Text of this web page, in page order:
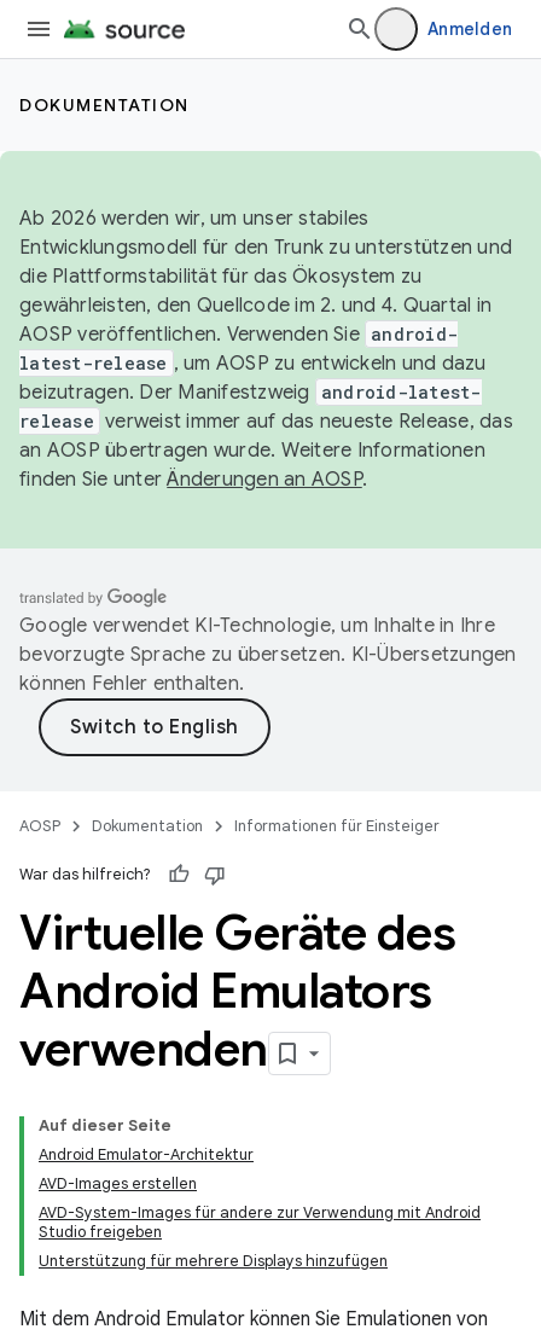
Anmelden
DOKUMENTATION
Ab 2026 werden wir, um unser stabiles
Entwicklungsmodell für den Trunk zu unterstützen und
die Plattformstabilität für das Ökosystem zu
gewährleisten, den Quellcode im 2. und 4. Quartal in
AOSP veröffentlichen. Verwenden Sie android-
latest-release , um AOSP zu entwickeln und dazu
beizutragen. Der Manifestzweig
android-latest-
release verweist immer auf das neueste Release, das
an AOSP übertragen wurde. Weitere Informationen
finden Sie unterÄnderungen an AOSP.
Google verwendet KI-Technologie, um Inhalte in Ihre
bevorzugte Sprache zu übersetzen. KI-Übersetzungen
können Fehler enthalten.
AOSP Dokumentation Informationen für Einsteiger
War das hilfreich?
Virtuelle Geräte des
Android Emulators
verwenden
Auf dieser Seite
Android Emulator-Architektur
AVD-Images erstellen
AVD-System-Images für andere zur Verwendung mit Android
Studio freigeben
Unterstützung für mehrere Displays hinzufügen
Mit dem Android Emulator können Sie Emulationen von